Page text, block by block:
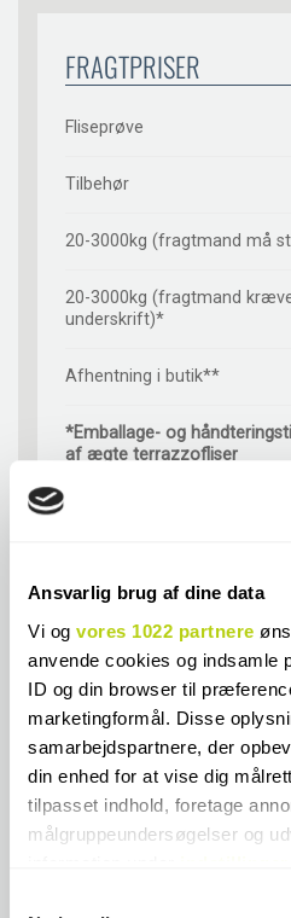
Ansvarlig brug af dine data
Vi og vores 1022 partnere
anvende cookies og indsamle
ID og din browser til
marketingformål. Disse
samarbejdspartnere, der
din enhed for at vise dig
tilpasset indhold, foretage
målgruppeundersøgelser og
FRAGTPRISER
Fliseprøve
Tilbehør
20-3000kg (fragtmand må
20-3000kg (fragtmand
underskrift)*
Afhentning i butik**
*Emballage- og
af ægte terrazzofliser
**Emballage- og
*Emballage- og
*Emballage- og
af Equipe fliser
**Emballage- og
køb af Cesi fliser
**Emballage- og
køb af Equipe fliser